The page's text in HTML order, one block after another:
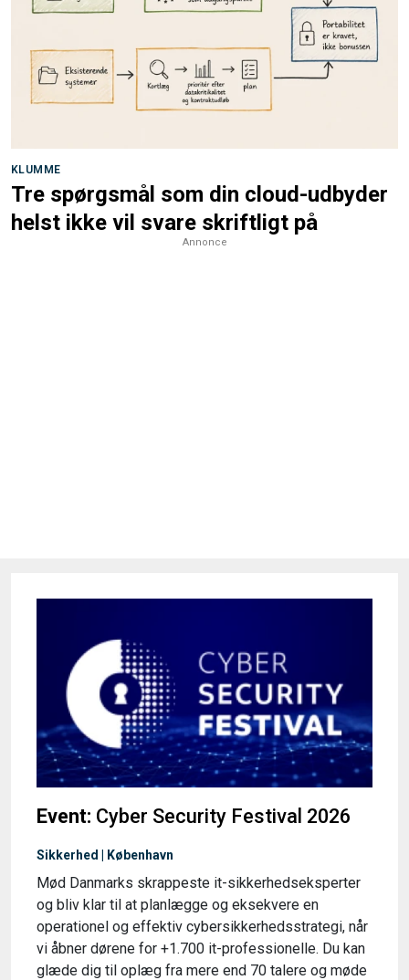
KLUMME
Tre spørgsmål som din cloud-udbyder
helst ikke vil svare skriftligt på
Annonce
Event: Cyber Security Festival 2026
Sikkerhed | København
Mød Danmarks skrappeste it-sikkerhedseksperter
og bliv klar til at planlægge og eksekvere en
operationel og effektiv cybersikkerhedsstrategi, når
vi åbner dørene for +1.700 it-professionelle. Du kan
glæde dig til oplæg fra mere end 70 talere og møde